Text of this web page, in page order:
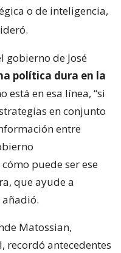
o de inteligencia,
gobierno de José
política dura en la
está en esa línea, “si
en conjunto
entre
puede ser ese
que ayude a
añadió.
Matossian,
antecedentes